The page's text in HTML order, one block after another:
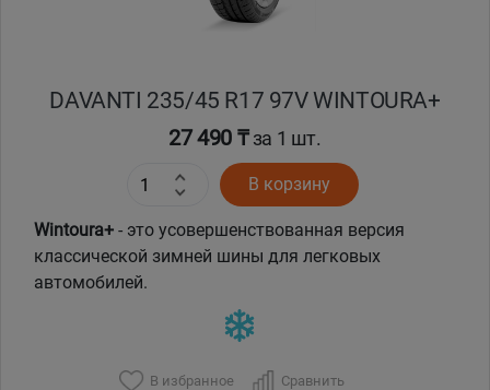
DAVANTI 235/45 R17 97V WINTOURA+
27 490 ₸за 1 шт.
В корзину
Wintoura+ - это усовершенствованная версия
классической зимней шины для легковых
автомобилей.
В избранное Сравнить